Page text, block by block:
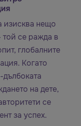
изисква нещо
той се ражда в
глобалните
Когато
дълбоката
на дете,
се
за успех.